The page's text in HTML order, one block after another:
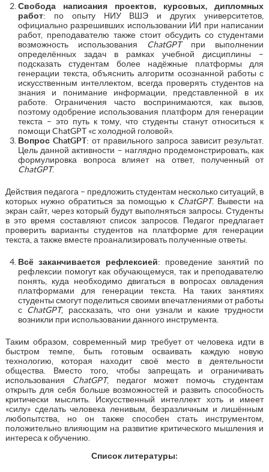
Свобода написания проектов, курсовых, дипломных
работ: по опыту НИУ ВШЭ и других университетов,
официально разрешивших использовании ИИ при написании
работ, преподавателю также стоит обсудить со студентами
возможность использования ChatGPTпри выполнении
определённых задач в рамках учебной дисциплины –
подсказать студентам более надёжные платформы для
генерации текста, объяснить алгоритм осознанной работы с
искусственным интеллектом, всегда проверять студентов на
знания и понимание информации, представленной в их
работе. Ограничения часто воспринимаются, как вызов,
поэтому одобрение использования платформ для генерации
текста – это путь к тому, что студенты станут относиться к
помощи ChatGPT «с холодной головой».
Вопрос ChatGPT: от правильного запроса зависит результат.
Цель данной активности – наглядно продемонстрировать, как
формулировка вопроса влияет на ответ, полученный от
ChatGPT.
Действия педагога – предложить студентам несколько ситуаций, в
которых нужно обратиться за помощью к ChatGPT. Вывести на
экран сайт, через который будут выполняться запросы. Студенты
в это время составляют список запросов. Педагог предлагает
проверить варианты студентов на платформе для генерации
текста, а также вместе проанализировать полученные ответы.
Всё заканчивается рефлексией: проведение занятий по
рефлексии помогут как обучающемуся, так и преподавателю
понять, куда необходимо двигаться в вопросах овладения
платформами для генерации текста. На таких занятиях
студенты смогут поделиться своими впечатлениями от работы
с ChatGPT, рассказать, что они узнали и какие трудности
возникли при использовании данного инструмента.
Таким образом, современный мир требует от человека идти в
быстром темпе, быть готовым осваивать каждую новую
технологию, которая находит своё место в деятельности
общества. Вместо того, чтобы запрещать и ограничивать
использования ChatGPT, педагог может помочь студентам
открыть для себя больше возможностей и развить способность
критически мыслить. Искусственный интеллект хоть и имеет
«силу» сделать человека ленивым, безразличным и лишённым
любопытства, но он также способен стать инструментом,
положительно влияющим на развитие критического мышления и
интереса к обучению.
Список литературы: